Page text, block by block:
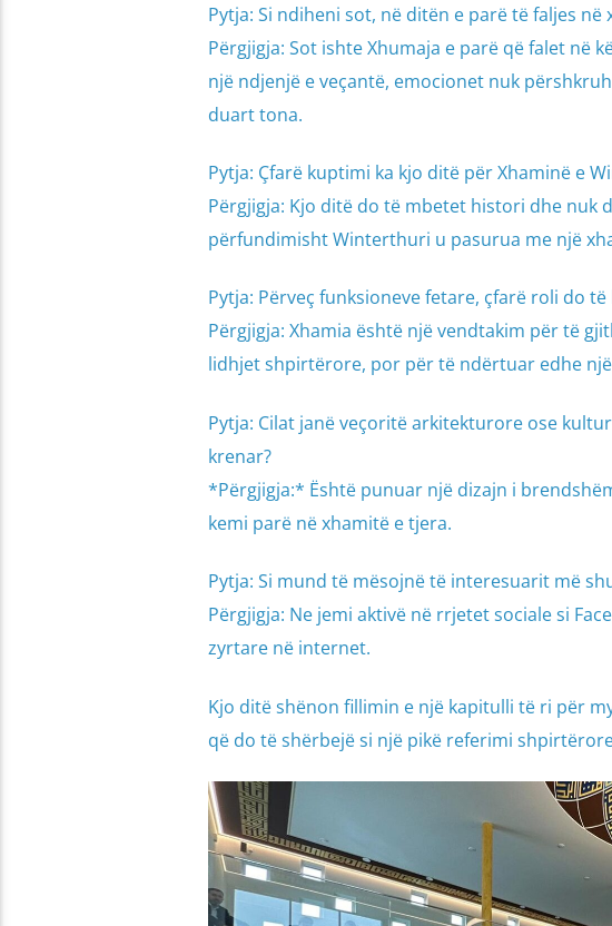
Pytja: Si ndiheni sot, në ditën e parë të faljes në
Përgjigja: Sot ishte Xhumaja e parë që falet në
një ndjenjë e veçantë, emocionet nuk
duart tona.
Pytja: Çfarë kuptimi ka kjo ditë për Xhaminë e
Përgjigja: Kjo ditë do të mbetet histori dhe nuk
përfundimisht Winterthuri u pasurua me një
Pytja: Përveç funksioneve fetare, çfarë roli do
Përgjigja: Xhamia është një vendtakim për të
lidhjet shpirtërore, por për të ndërtuar edhe
Pytja: Cilat janë veçoritë arkitekturore ose
krenar?
*Përgjigja:* Është punuar një dizajn i
kemi parë në xhamitë e tjera.
Pytja: Si mund të mësojnë të interesuarit më
Përgjigja: Ne jemi aktivë në rrjetet sociale si
zyrtare në internet.
Kjo ditë shënon fillimin e një kapitulli të ri për
që do të shërbejë si një pikë referimi